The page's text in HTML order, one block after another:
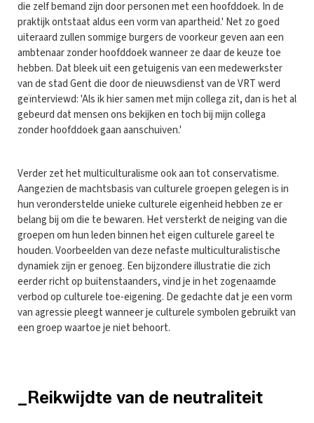
die zelf bemand zijn door personen met een hoofddoek. In de
praktijk ontstaat aldus een vorm van apartheid.' Net zo goed
uiteraard zullen sommige burgers de voorkeur geven aan een
ambtenaar zonder hoofddoek wanneer ze daar de keuze toe
hebben. Dat bleek uit een getuigenis van een medewerkster
van de stad Gent die door de nieuwsdienst van de VRT werd
geïnterviewd: 'Als ik hier samen met mijn collega zit, dan is het al
gebeurd dat mensen ons bekijken en toch bij mijn collega
zonder hoofddoek gaan aanschuiven.'
Verder zet het multiculturalisme ook aan tot conservatisme.
Aangezien de machtsbasis van culturele groepen gelegen is in
hun veronderstelde unieke culturele eigenheid hebben ze er
belang bij om die te bewaren. Het versterkt de neiging van die
groepen om hun leden binnen het eigen culturele gareel te
houden. Voorbeelden van deze nefaste multiculturalistische
dynamiek zijn er genoeg. Een bijzondere illustratie die zich
eerder richt op buitenstaanders, vind je in het zogenaamde
verbod op culturele toe-eigening. De gedachte dat je een vorm
van agressie pleegt wanneer je culturele symbolen gebruikt van
een groep waartoe je niet behoort.
_Reikwijdte van de neutraliteit